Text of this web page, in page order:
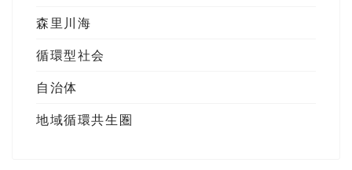
森里川海
循環型社会
自治体
地域循環共生圏